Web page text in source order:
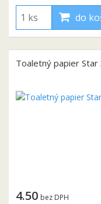
do
Toaletný papier
4.50 bez DPH